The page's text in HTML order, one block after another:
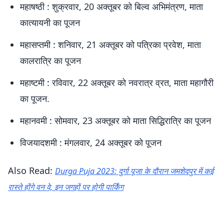
महाषष्ठी : शुक्रवार, 20 अक्तूबर को बिल्व अभिमंत्रण, माता
कात्यायनी का पूजन
महासप्तमी : शनिवार, 21 अक्तूबर को पत्रिका प्रवेश, माता
कालरात्रि का पूजन
महाष्टमी : रविवार, 22 अक्तूबर को नवरात्र व्रत, माता महागौरी
का पूजन.
महानवमी : सोमवार, 23 अक्तूबर को माता सिद्धिरात्रि का पूजन
विजयादशमी : मंगलवार, 24 अक्तूबर को पूजन
Also Read: Durga Puja 2023: दुर्गा पूजा के दौरान जमशेदपुर में कई
रास्ते होंगे वन वे, इन जगहों पर होगी पार्किंग